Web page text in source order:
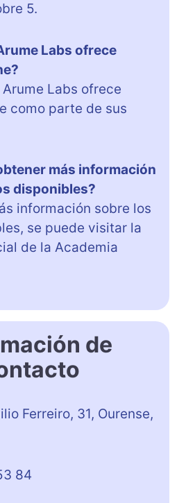
5.
Labs ofrece
Labs ofrece
como parte de sus
más información
disponibles?
información sobre los
se puede visitar la
de la Academia
de
Ferreiro, 31, Ourense,
84